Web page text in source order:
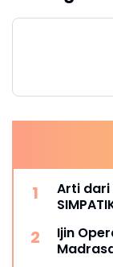
Arti dari
Ijin